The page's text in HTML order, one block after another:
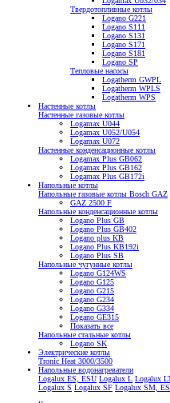
Твердотопливные котлы
Logano G221
Logano S111
Logano S131
Logano S171
Logano S181
Logano SP
Тепловые насосы
Logatherm GWPL
Logatherm WPLS
Logatherm WPS
Настенные котлы
Настенные газовые котлы
Logamax U044
Logamax U052/U054
Logamax U072
Настенные конденсационные котлы
Logamax Plus GB062
Logamax Plus GB162
Logamax Plus GB172i
Напольные котлы
Напольные газовые котлы Bosch GAZ
GAZ 2500 F
Напольные конденсационные котлы
Logano Plus GB
Logano Plus GB402
Logano plus KB
Logano Plus KB192i
Logano Plus SB
Напольные чугунные котлы
Logano G124WS
Logano G125
Logano G215
Logano G234
Logano G334
Logano GE315
Показать все
Напольные стальные котлы
Logano SK
Электрические котлы
Tronic Heat 3000/3500
Напольные водонагреватели
Logalux ES, ESU Logalux L Logalux
Logalux S Logalux SF Logalux SM,